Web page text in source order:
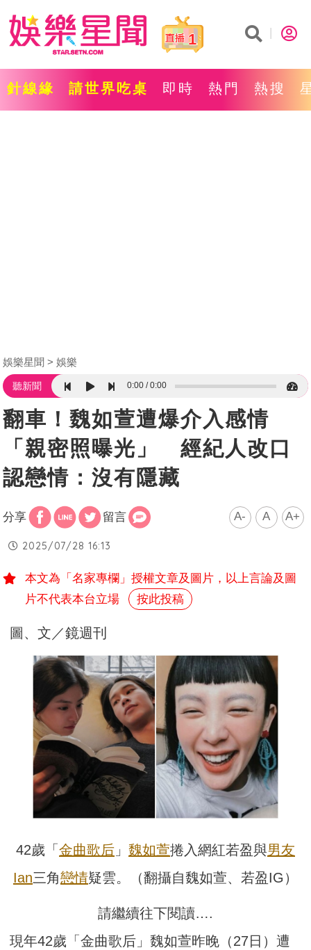
1
針線緣 請世界吃桌 即時 熱門 熱搜
娛樂星聞 娛樂
聽新聞 0:00 0:00
翻車！魏如萱遭爆介入感情
「親密照曝光」 經紀人改口
認戀情：沒有隱藏
分享 留言 A- A A+
2025/07/28 16:13
本文為「名家專欄」授權文章及圖片，以上言論及圖
片不代表本台立場
按此投稿
圖、文／鏡週刊
42歲「 金曲歌后 」 魏如萱捲入網紅若盈與男友
Ian三角戀情疑雲。（翻攝自魏如萱、若盈IG）
請繼續往下閱讀….
現年42歲「金曲歌后」魏如萱昨晚（27日）遭